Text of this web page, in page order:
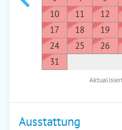
10
11 12
17
18 19
24
25 26
31
Ausstattung